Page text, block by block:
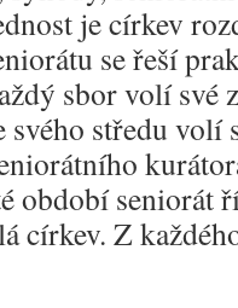
je církev
se řeší
sbor volí své
středu volí
období seniorát
církev. Z